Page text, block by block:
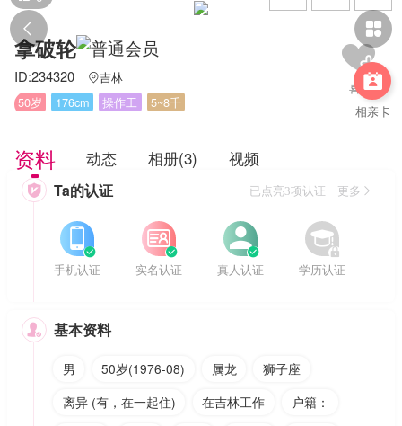
 

相亲卡
拿破轮
ID:234320 吉林
50岁
176cm 操作工 5~8千
资料 动态 相册(3) 视频
 Ta的认证 已点亮3项认证 更多


手机认证


实名认证


真人认证


学历认证
 基本资料
男 50岁(1976-08) 属龙
狮子座
离异 (有，在一起住)
在吉林工作
户籍：